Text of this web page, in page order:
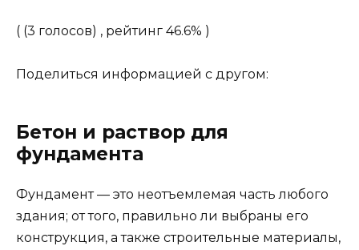
( (3 голосов) , рейтинг 46.6% )
Поделиться информацией с другом:
Бетон и раствор для
фундамента
Фундамент — это неотъемлемая часть любого
здания; от того, правильно ли выбраны его
конструкция, а также строительные материалы,